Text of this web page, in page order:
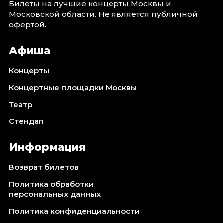
Октябрь 2026
Спорт
Сентябрь 2026
Октябрь 2026
События
Август 2026
Ноябрь 2026
Январь 2027
Площадки
Билеты на лучшие концерты Москвы и
Московской области. Не является публичной
офертой.
Афиша
Концерты
Концертные площадки Москвы
Театр
Стендап
Информация
Возврат билетов
Политика обработки
персональных данных
Политика конфиденциальности